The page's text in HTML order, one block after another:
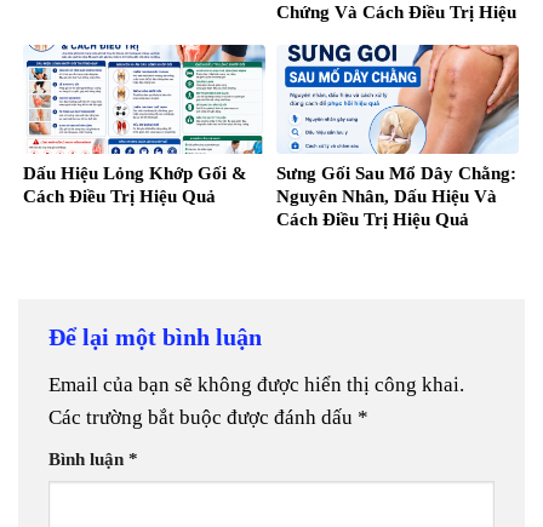
Chứng Và Cách Điều Trị Hiệu
Dấu Hiệu Lỏng Khớp Gối &
Cách Điều Trị Hiệu Quả
Sưng Gối Sau Mổ Dây Chằng:
Nguyên Nhân, Dấu Hiệu Và
Cách Điều Trị Hiệu Quả
Để lại một bình luận
Email của bạn sẽ không được hiển thị công khai.
Các trường bắt buộc được đánh dấu *
Bình luận *